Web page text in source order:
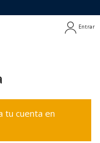
Entrar
tu cuenta en